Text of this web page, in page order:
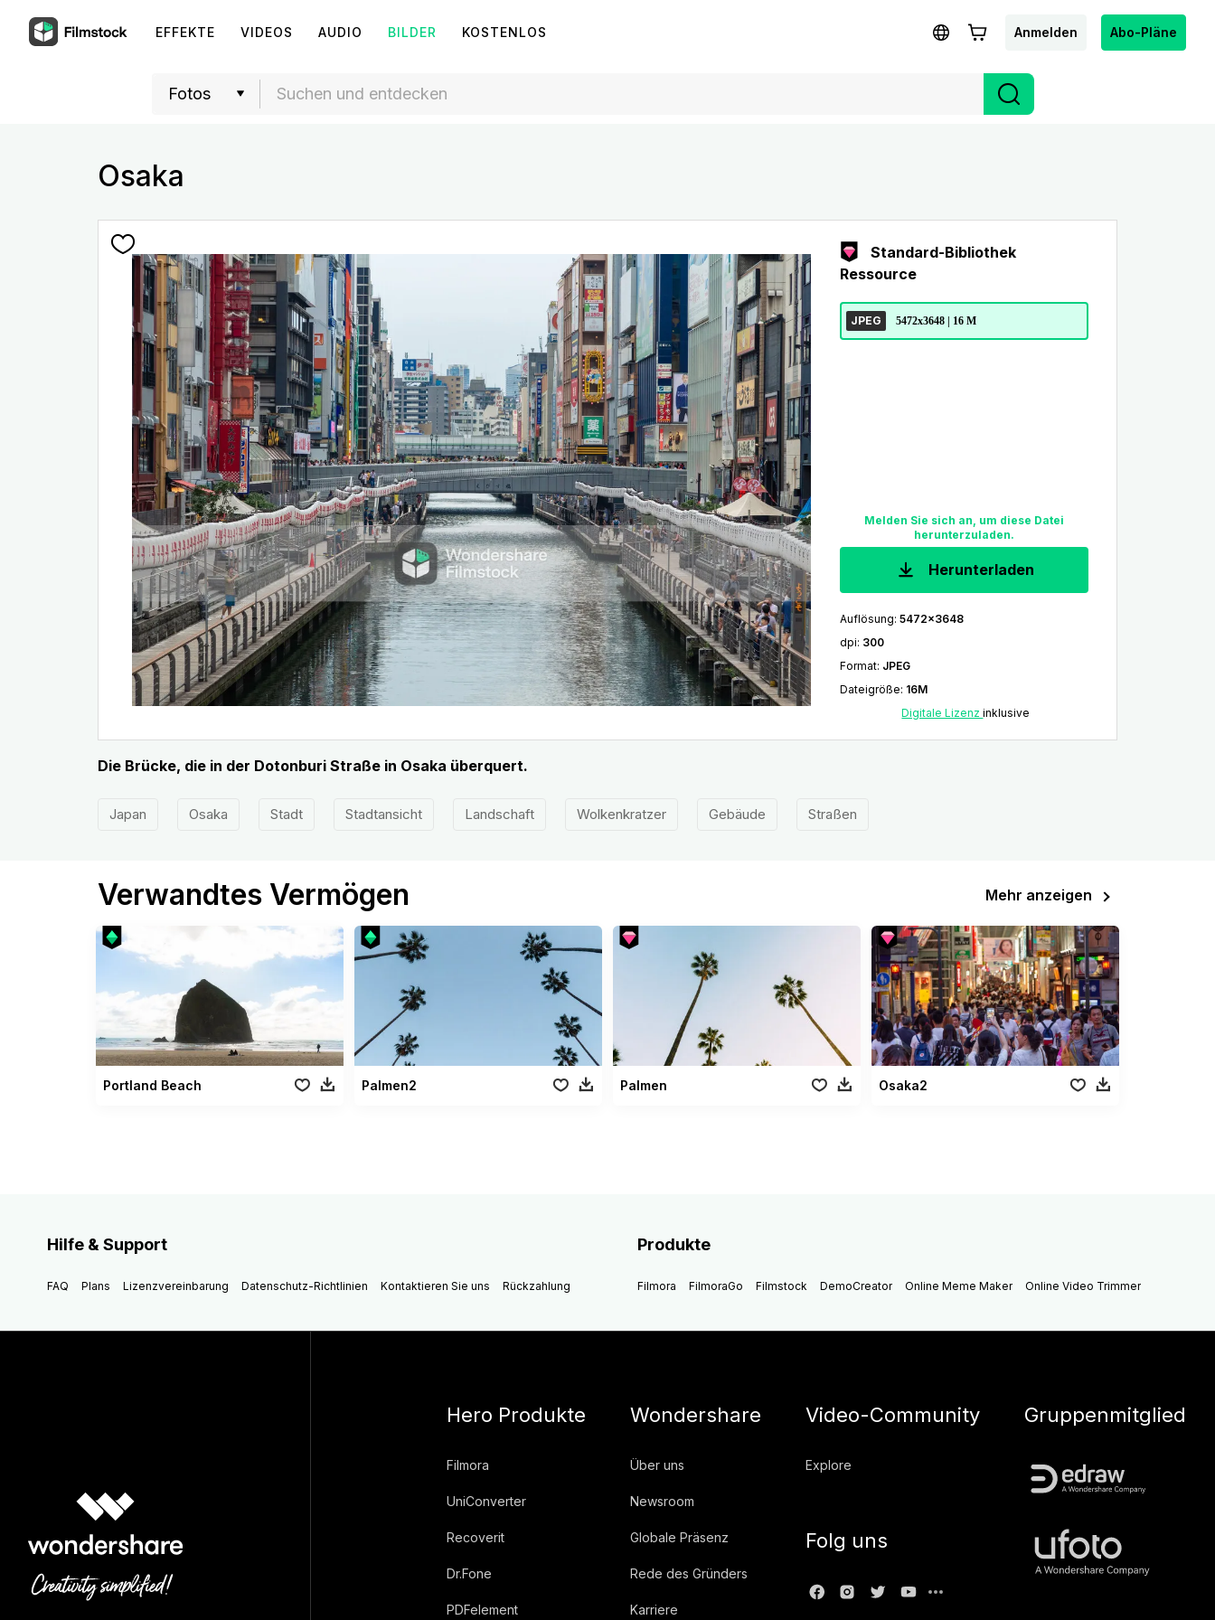
EFFEKTE VIDEOS AUDIO BILDER KOSTENLOS Anmelden Abo-Pläne
Osaka
Standard-Bibliothek
Ressource
JPEG 5472x3648 | 16 M
Melden Sie sich an, um diese Datei
herunterzuladen.
Herunterladen
Auflösung: 5472x3648
dpi: 300
Format: JPEG
Dateigröße: 16M
Digitale Lizenzinklusive
Die Brücke, die in der Dotonburi Straße in Osaka überquert.
Japan Osaka Stadt Stadtansicht Landschaft Wolkenkratzer Gebäude Straßen
Verwandtes Vermögen Mehr anzeigen
Portland Beach Palmen2 Palmen Osaka2
Hilfe & Support
FAQ Plans Lizenzvereinbarung Datenschutz-Richtlinien Kontaktieren Sie uns Rückzahlung
Produkte
Filmora FilmoraGo Filmstock DemoCreator Online Meme Maker Online Video Trimmer
Hero Produkte
Filmora
UniConverter
Recoverit
Dr.Fone
PDFelement
Wondershare
Über uns
Newsroom
Globale Präsenz
Rede des Gründers
Karriere
Video-Community
Explore
Folg uns
Gruppenmitglied